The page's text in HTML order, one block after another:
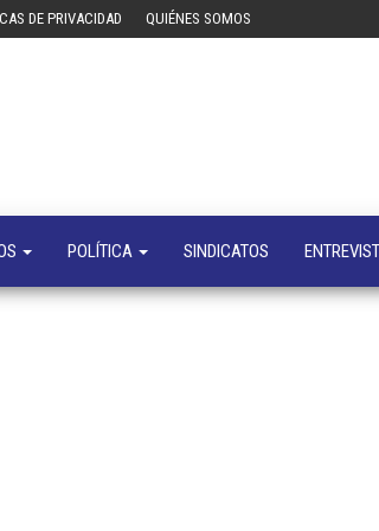
DE PRIVACIDAD QUIÉNES SOMOS
negocios
POLÍTICA SINDICATOS